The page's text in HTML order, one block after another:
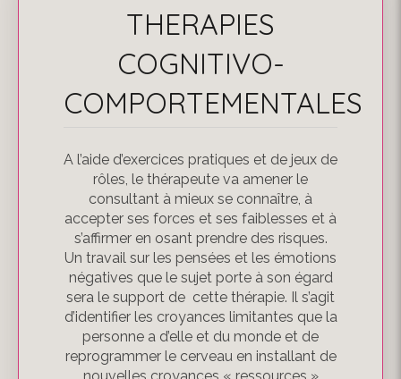
THERAPIES
COGNITIVO-
COMPORTEMENTALES
A l’aide d’exercices pratiques et de jeux de
rôles, le thérapeute va amener le
consultant à mieux se connaître, à
accepter ses forces et ses faiblesses et à
s’affirmer en osant prendre des risques.
Un travail sur les pensées et les émotions
négatives que le sujet porte à son égard
sera le support de cette thérapie. Il s’agit
d’identifier les croyances limitantes que la
personne a d’elle et du monde et de
reprogrammer le cerveau en installant de